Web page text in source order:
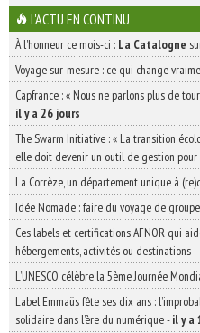
L'ACTU EN CONTINU
À l'honneur ce mois-ci : La Catalogne
Voyage sur-mesure : ce qui change
Capfrance : « Nous ne parlons plus de
il y a 26 jours
The Swarm Initiative : « La transition
elle doit devenir un outil de gestion pour
La Corrèze, un département unique à
Idée Nomade : faire du voyage de
Ces labels et certifications AFNOR qui
hébergements, activités ou destinations-
L’UNESCO célèbre la 5ème Journée
Label Emmaüs fête ses dix ans :
solidaire dans l’ère du numérique-il y a